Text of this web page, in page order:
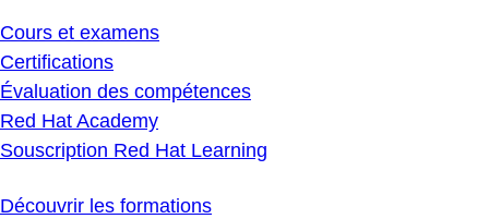
Cours et examens
Certifications
Évaluation des compétences
Red Hat Academy
Souscription Red Hat Learning
Découvrir les formations